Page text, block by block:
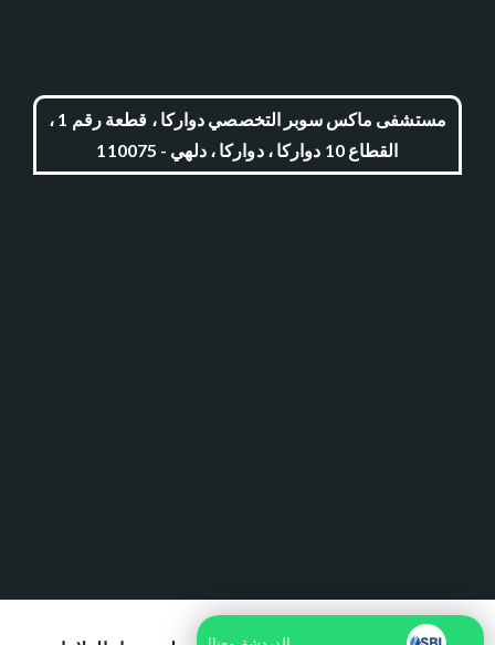
مستشفى ماكس سوبر التخصصي دواركا ، قطعة رقم 1 ،
القطاع 10 دواركا ، دواركا ، دلهي - 110075